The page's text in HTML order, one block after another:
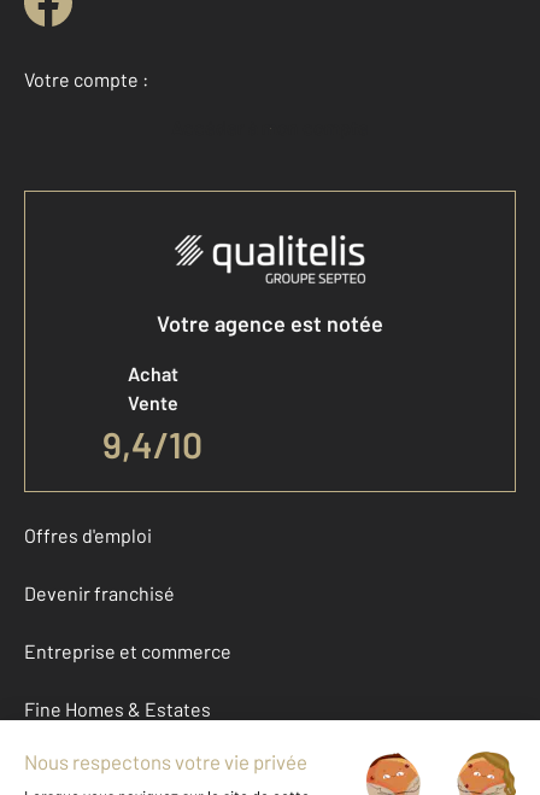
Votre compte :
Accéder à mon compte
Votre agence est notée
Achat
Vente
9,4/10
Offres d'emploi
Devenir franchisé
Entreprise et commerce
Fine Homes & Estates
À propos